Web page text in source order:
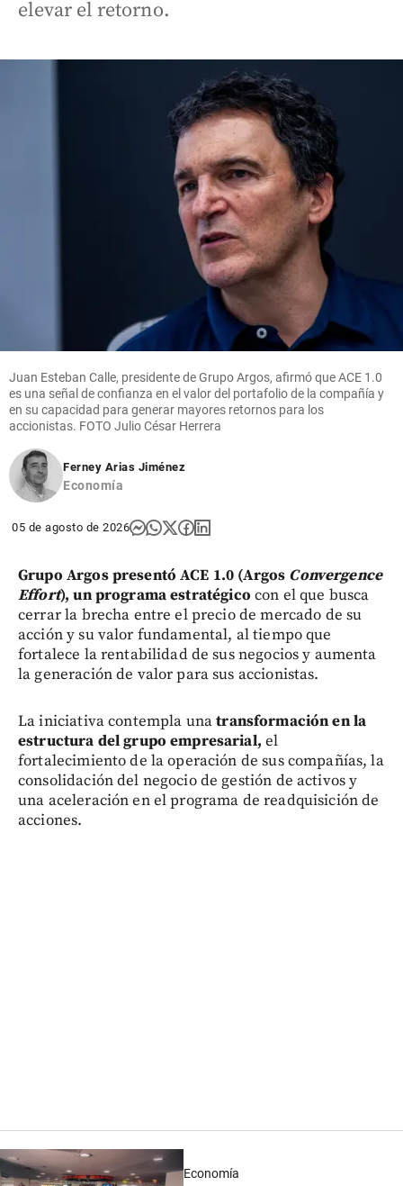
elevar el retorno.
Juan Esteban Calle, presidente de Grupo Argos, afirmó que ACE 1.0
es una señal de confianza en el valor del portafolio de la compañía y
en su capacidad para generar mayores retornos para los
accionistas. FOTO Julio César Herrera
Ferney Arias Jiménez
Economía
05 de agosto de 2026
Grupo Argos presentó ACE 1.0 (Argos Convergence
Effort), un programa estratégico con el que busca
cerrar la brecha entre el precio de mercado de su
acción y su valor fundamental, al tiempo que
fortalece la rentabilidad de sus negocios y aumenta
la generación de valor para sus accionistas.
La iniciativa contempla unatransformación en la
estructura del grupo empresarial,el
fortalecimiento de la operación de sus compañías, la
consolidación del negocio de gestión de activos y
una aceleración en el programa de readquisición de
acciones.
Economía